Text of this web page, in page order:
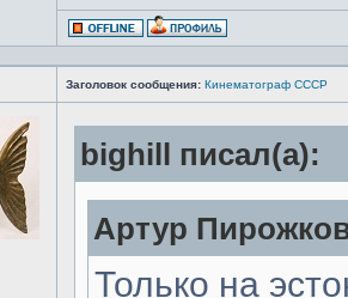
Заголовок сообщения: Кинематограф СССР
bighill писал(а):
Артур
Только на